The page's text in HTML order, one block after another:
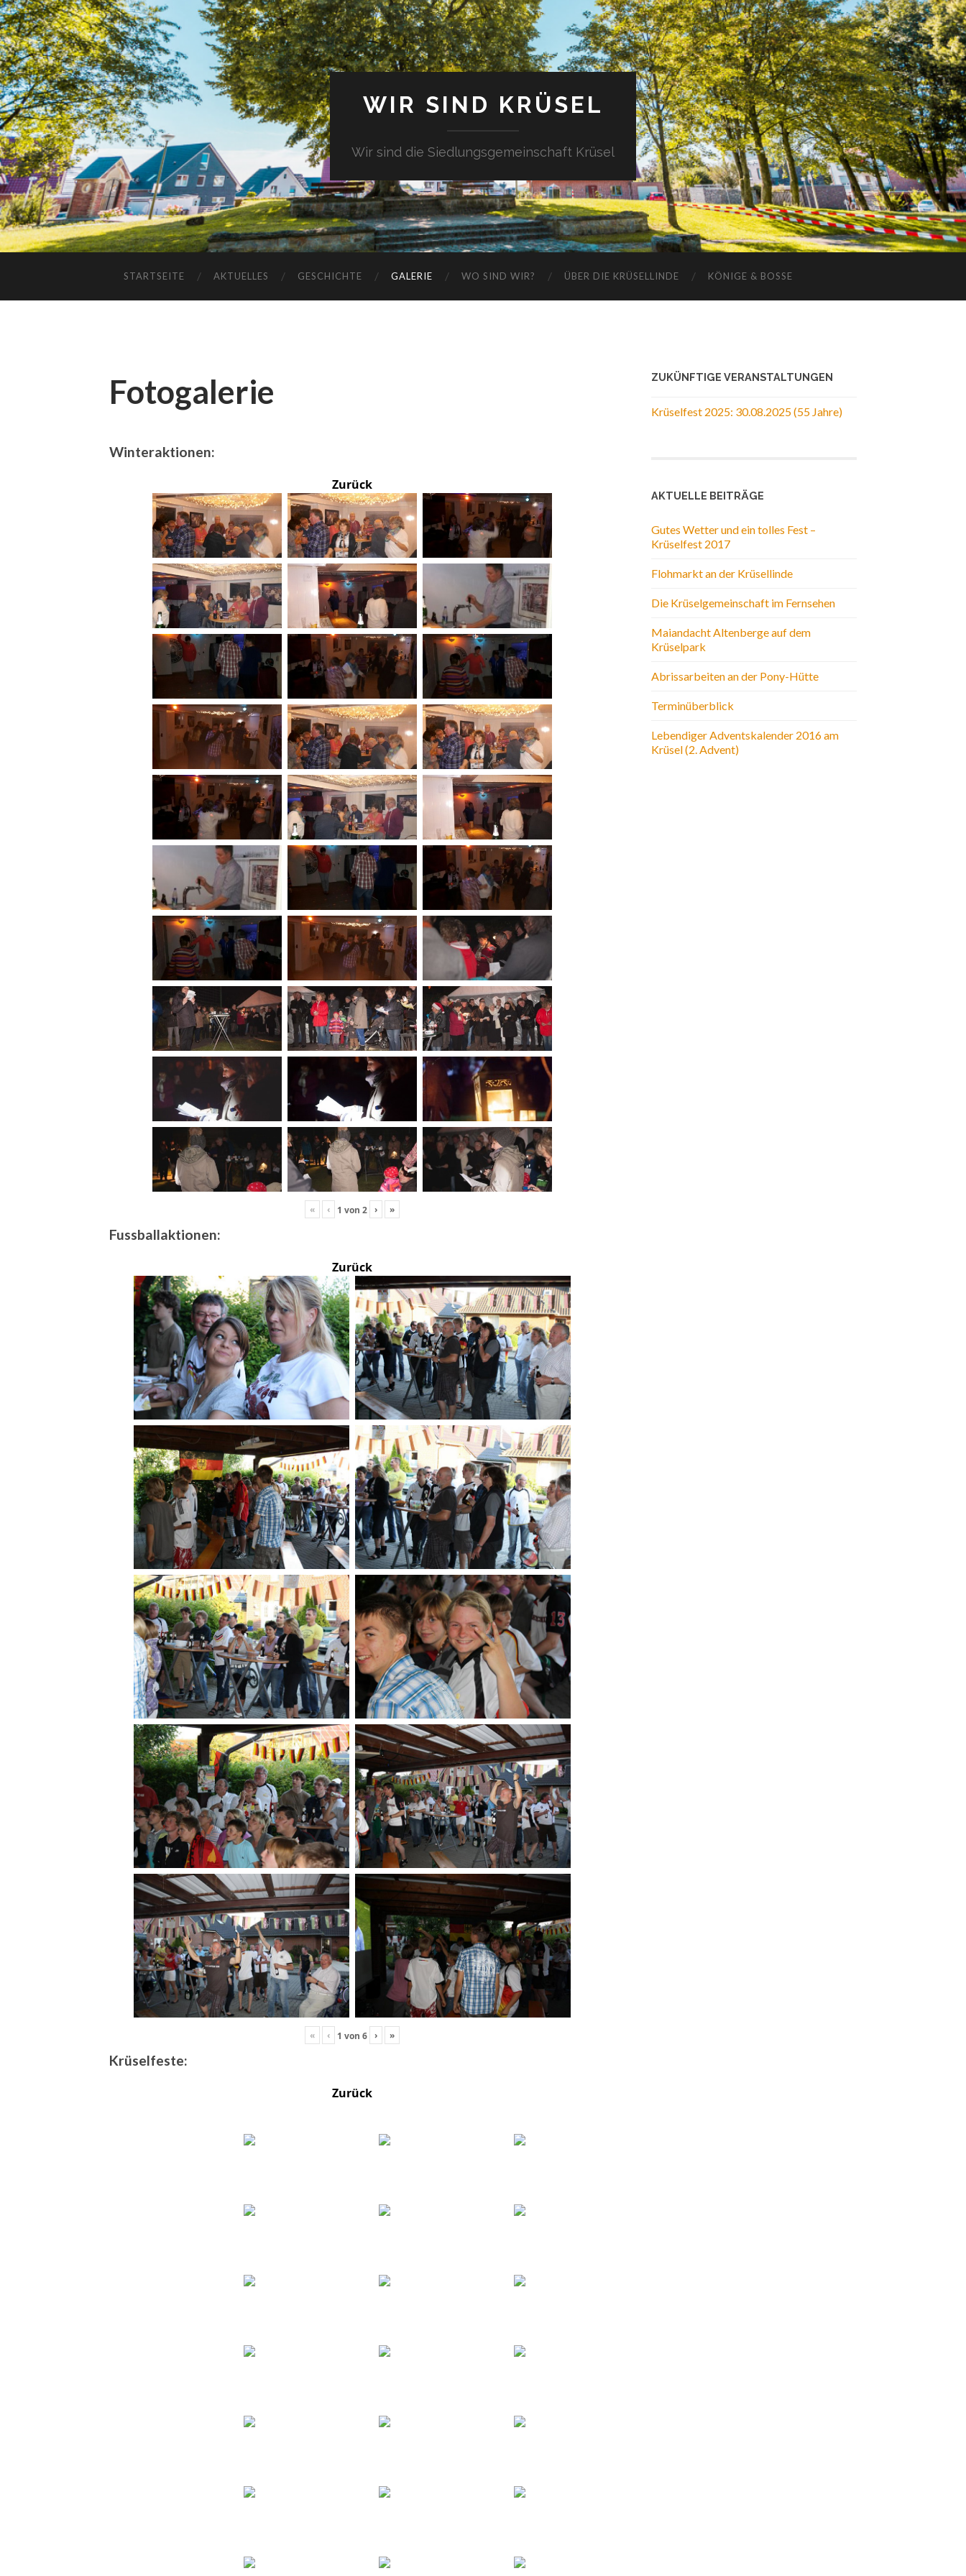
WIR SIND KRÜSEL
Wir sind die Siedlungsgemeinschaft Krüsel
STARTSEITE AKTUELLES GESCHICHTE GALERIE WO SIND WIR? ÜBER DIE KRÜSELLINDE KÖNIGE & BOSSE
Fotogalerie
Winteraktionen:
Zurück
« ‹ 1 von 2 › »
Fussballaktionen:
Zurück
« ‹ 1 von 6 › »
Krüselfeste:
Zurück
ZUKÜNFTIGE VERANSTALTUNGEN
Krüselfest 2025: 30.08.2025 (55 Jahre)
AKTUELLE BEITRÄGE
Gutes Wetter und ein tolles Fest –
Krüselfest 2017
Flohmarkt an der Krüsellinde
Die Krüselgemeinschaft im Fernsehen
Maiandacht Altenberge auf dem
Krüselpark
Abrissarbeiten an der Pony-Hütte
Terminüberblick
Lebendiger Adventskalender 2016 am
Krüsel (2. Advent)